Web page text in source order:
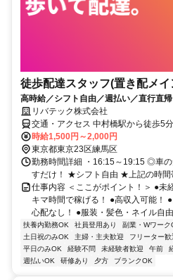
徒歩配達スタッフ(置き配メイ
高時給／シフト自由／週払い／直行直帰
リバテック株式会社
交通・アクセス 中村橋駅から徒歩5
馬駅から徒歩15分
時給1,500円～2,000円
東京都東京23区練馬区
勤務時間詳細 ・16:15～19:15 ◎車
すだけ！ ★シフト自由 ★上記の時間
仕事内容 ＜ここがポイント！＞ ●未
キマ時間で稼げる！ ●高収入可能！
心配なし！ ●服装・髪色・ネイル自
扶養内勤務OK 社員登用あり 副業・Wワーク
土日祝のみOK
主婦・主夫歓迎 フリーター歓
平日のみOK
経験不問 未経験者歓迎 午前
週払いOK
研修あり 夕方 ブランクOK